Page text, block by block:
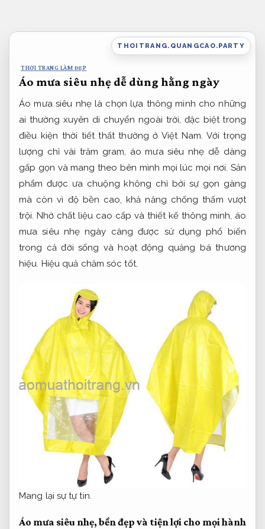
nội
THOITRANG.QUANGCAO.PARTY
THỜI TRANG LÀM ĐẸP
Áo mưa siêu nhẹ dễ dùng hằng ngày
Áo mưa siêu nhẹ là chọn lựa thông minh cho những
ai thường xuyên di chuyển ngoài trời, đặc biệt trong
điều kiện thời tiết thất thường ở Việt Nam. Với trọng
lượng chỉ vài trăm gram, áo mưa siêu nhẹ dễ dàng
gấp gọn và mang theo bên mình mọi lúc mọi nơi. Sản
phẩm được ưa chuộng không chỉ bởi sự gọn gàng
mà còn vì độ bền cao, khả năng chống thấm vượt
trội. Nhờ chất liệu cao cấp và thiết kế thông minh, áo
mưa siêu nhẹ ngày càng được sử dụng phổ biến
trong cả đời sống và hoạt động quảng bá thương
hiệu. Hiệu quả chăm sóc tốt.
Mang lại sự tự tin.
Áo mưa siêu nhẹ, bền đẹp và tiện lợi cho mọi hành